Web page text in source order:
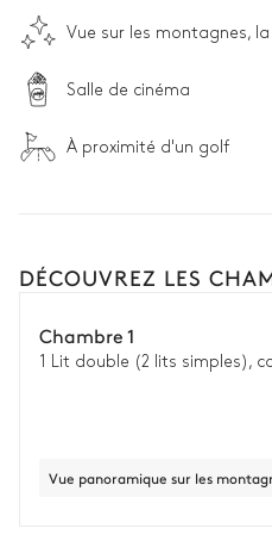
Vue sur les montagnes,
Salle de cinéma
À proximité d'un golf
DÉCOUVREZ LES
Chambre 1
1 Lit double (2 lits simples),
Vue panoramique sur les